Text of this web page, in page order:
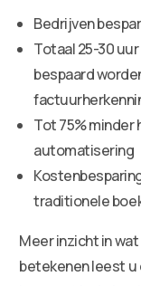
Bedrijven
Totaal 25-30
bespaard
Tot 75% minder
automatisering
traditionele
Meer inzicht in
betekenen leest u